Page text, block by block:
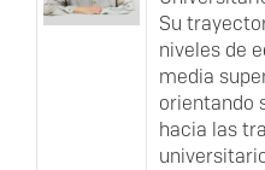
Su
niveles de
media
orientando
hacia las